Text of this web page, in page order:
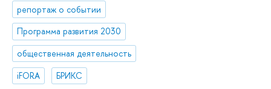
репортаж о событии
Программа развития 2030
общественная деятельность
iFORA
БРИКС